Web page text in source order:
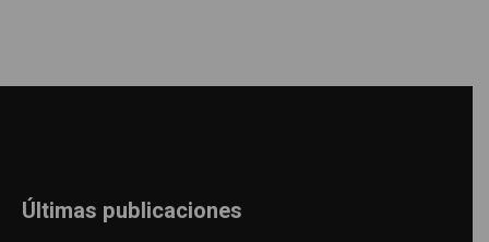
Últimas publicaciones